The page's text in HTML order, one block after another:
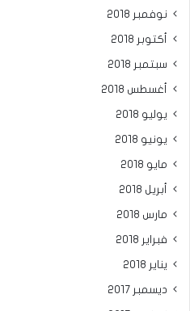
نوفمبر 2018
أكتوبر 2018
سبتمبر 2018
أغسطس 2018
يوليو 2018
يونيو 2018
مايو 2018
أبريل 2018
مارس 2018
فبراير 2018
يناير 2018
ديسمبر 2017